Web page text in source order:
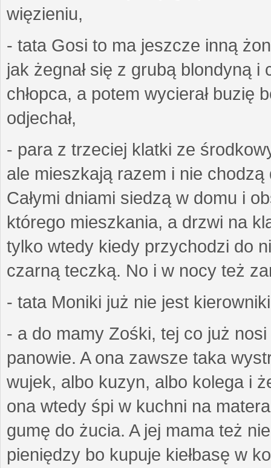
więzieniu,
- tata Gosi to ma jeszcze inną
jak żegnał się z grubą blondyną i
chłopca, a potem wycierał buzię
odjechał,
- para z trzeciej klatki ze
ale mieszkają razem i nie
Całymi dniami siedzą w domu i
którego mieszkania, a drzwi na
tylko wtedy kiedy przychodzi do
czarną teczką. No i w nocy też
- tata Moniki już nie jest
- a do mamy Zośki, tej co już
panowie. A ona zawsze taka
wujek, albo kuzyn, albo kolega i
ona wtedy śpi w kuchni na
gumę do żucia. A jej mama też
pieniędzy bo kupuje kiełbasę w